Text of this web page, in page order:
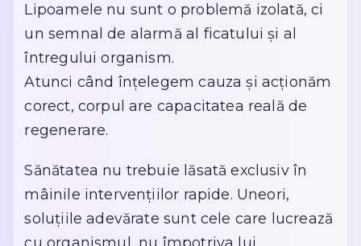
Lipoamele nu sunt o problemă izolată, ci
un semnal de alarmă al ficatului și al
întregului organism.
Atunci când înțelegem cauza și acționăm
corect, corpul are capacitatea reală de
regenerare.
Sănătatea nu trebuie lăsată exclusiv în
mâinile intervențiilor rapide. Uneori,
soluțiile adevărate sunt cele care lucrează
cu organismul, nu împotriva lui.